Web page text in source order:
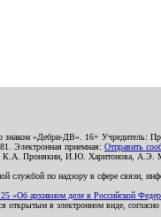
знаком «Дебри-ДВ». 16+
Электронная приемная: Отправить
К.А. Пронякин, И.Ю.
службой по надзору в сфере связи,
«Об архивном деле в Российской
в электронном виде,